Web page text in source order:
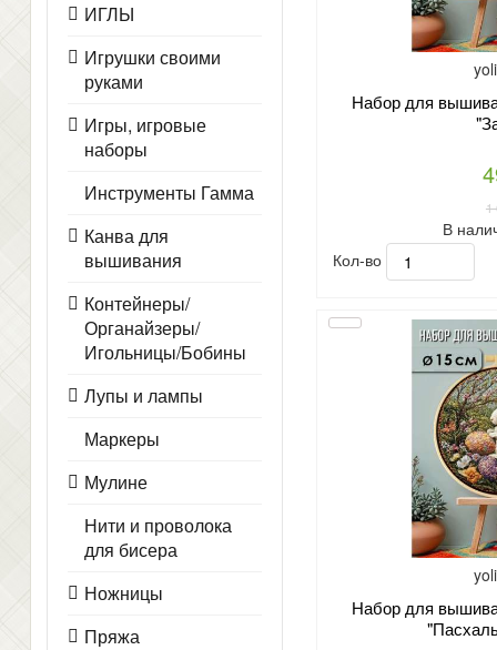
ИГЛЫ
Игрушки своими
руками
Игры, игровые
наборы
Инструменты Гамма
Канва для
вышивания
Контейнеры/
Органайзеры/
Игольницы/Бобины
Лупы и лампы
Маркеры
Мулине
Нити и проволока
для бисера
Ножницы
Пряжа
Набор для
1
В
Кол-во
Набор для